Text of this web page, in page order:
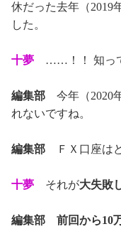
休だった去年（2019
した。
十夢 ……！！ 知って
編集部 今年（2020
れないですね。
編集部 ＦＸ口座は
十夢 それが大失敗
編集部 前回から10